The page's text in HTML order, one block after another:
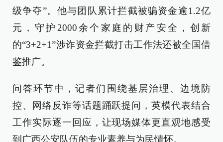
级争夺”。他与团队累计拦截被骗资金逾1.2亿
元，守护2000余个家庭的财产安全，创新
的“3+2+1”涉诈资金拦截打击工作法还被全国借
鉴推广。
问答环节中，记者们围绕基层治理、边境防
控、网络反诈等话题踊跃提问，英模代表结合
工作实际逐一回应，让现场媒体更直观地感受
到广西公安队伍的专业素养与为民情怀。